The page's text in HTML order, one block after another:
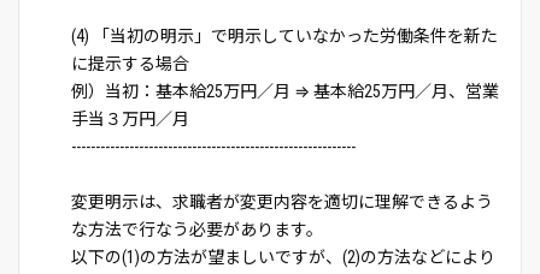
(4) 「当初の明示」で明示していなかった労働条件を新た
に提示する場合
例）当初：基本給25万円／月 ⇒ 基本給25万円／月、営業
手当３万円／月
-----------------------------------------------------------
変更明示は、求職者が変更内容を適切に理解できるよう
な方法で行なう必要があります。
以下の(1)の方法が望ましいですが、(2)の方法などにより